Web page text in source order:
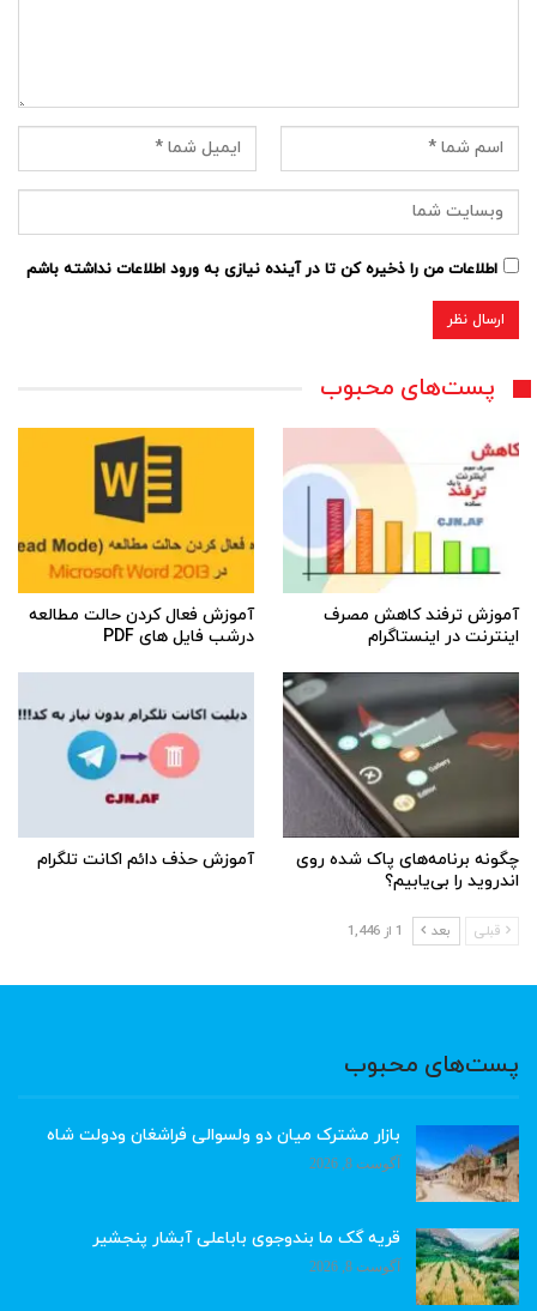
اطلاعات من را ذخیره کن تا در آینده نیازی به ورود اطلاعات نداشته باشم
پست‌های محبوب
آموزش ترفند کاهش مصرف
اینترنت در اینستاگرام
آموزش فعال کردن حالت مطالعه
درشب فایل های PDF
چگونه برنامه‌های پاک شده روی
اندروید را بی‌یابیم؟
آموزش حذف دائم اکانت تلگرام
قبلی بعد 1 از 1,446
پست‌های محبوب
بازار مشترک میان دو ولسوالی فراشغان ودولت شاه
آگوست 8, 2026
قریه گک ما بندوجوی باباعلی آبشار پنجشیر
آگوست 8, 2026